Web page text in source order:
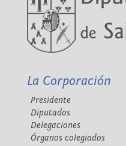
La Corporación
Presidente
Diputados
Delegaciones
Órganos colegiados